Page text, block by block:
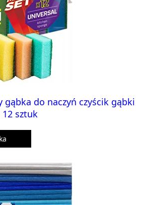
gąbka do naczyń czyścik gąbki
12 sztuk